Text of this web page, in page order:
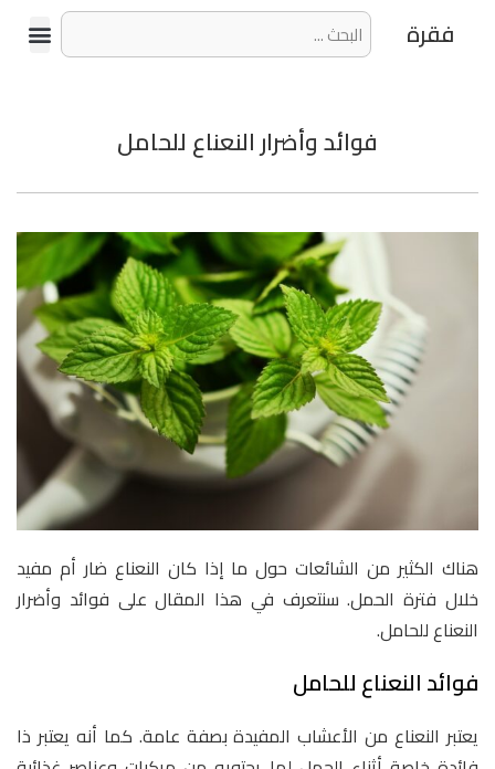
فقرة
فوائد وأضرار النعناع للحامل
هناك الكثير من الشائعات حول ما إذا كان النعناع ضار أم مفيد
خلال فترة الحمل. سنتعرف في هذا المقال على فوائد وأضرار
النعناع للحامل.
فوائد النعناع للحامل
يعتبر النعناع من الأعشاب المفيدة بصفة عامة. كما أنه يعتبر ذا